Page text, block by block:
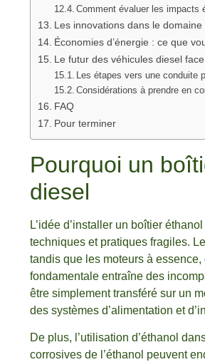
Comment évaluer les impacts
Les innovations dans le
Économies d’énergie : ce que
Le futur des véhicules diesel
Les étapes vers une conduite
Considérations à prendre en
FAQ
Pour terminer
Pourquoi un
diesel
L’idée d’installer un boîtier
techniques et pratiques fragiles.
tandis que les moteurs à
fondamentale entraîne des
être simplement transféré sur un
des systèmes d’alimentation et
De plus, l’utilisation d’éthanol
corrosives de l’éthanol peuvent